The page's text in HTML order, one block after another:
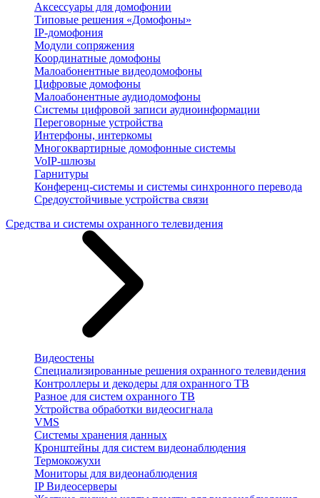
Аксессуары для домофонии
Типовые решения «Домофоны»
IP-домофония
Модули сопряжения
Координатные домофоны
Малоабонентные видеодомофоны
Цифровые домофоны
Малоабонентные аудиодомофоны
Системы цифровой записи аудиоинформации
Переговорные устройства
Интерфоны, интеркомы
Многоквартирные домофонные системы
VoIP-шлюзы
Гарнитуры
Конференц-системы и системы синхронного перевода
Средоустойчивые устройства связи
Средства и системы охранного телевидения
Видеостены
Специализированные решения охранного телевидения
Контроллеры и декодеры для охранного ТВ
Разное для систем охранного ТВ
Устройства обработки видеосигнала
VMS
Системы хранения данных
Кронштейны для систем видеонаблюдения
Термокожухи
Мониторы для видеонаблюдения
IP Видеосерверы